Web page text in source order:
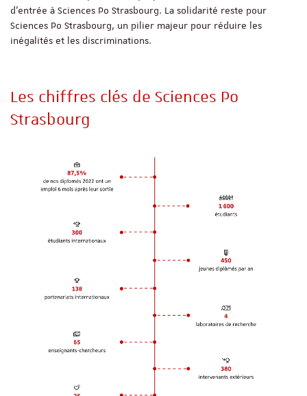
d’entrée à Sciences Po Strasbourg. La solidarité reste pour
Sciences Po Strasbourg, un pilier majeur pour réduire les
inégalités et les discriminations.
Les chiffres clés de Sciences Po
Strasbourg